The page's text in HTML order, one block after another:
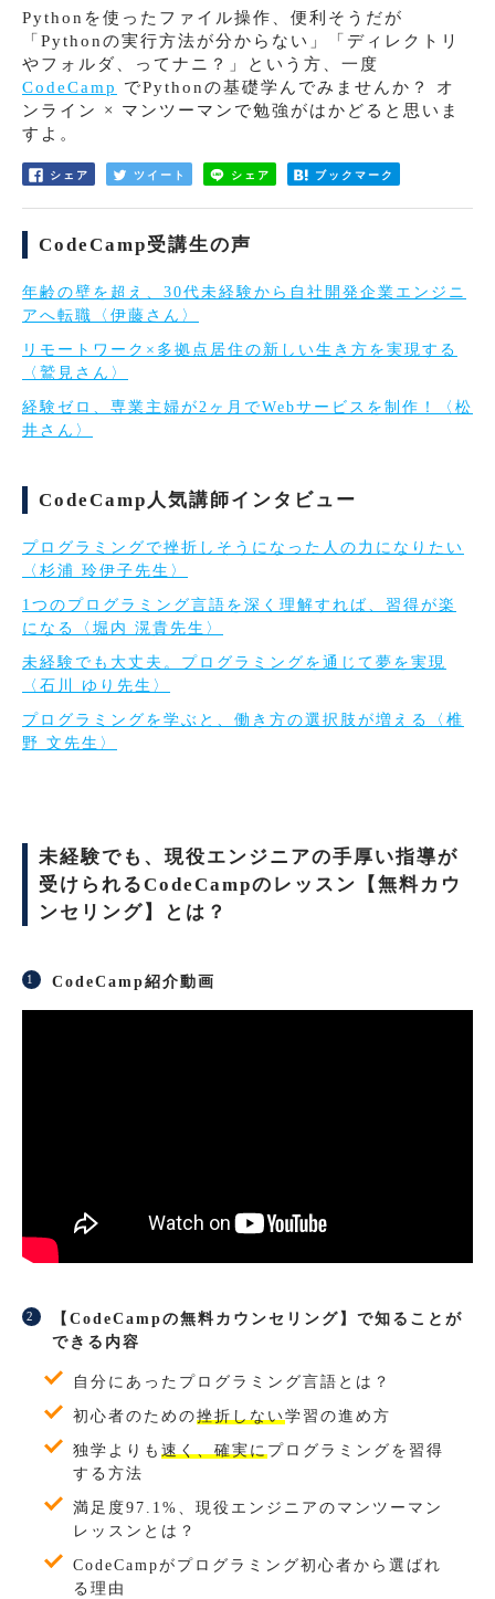
Pythonを使ったファイル操作、便利そうだが
「Pythonの実行方法が分からない」「ディレクトリ
やフォルダ、ってナニ？」という方、一度
CodeCamp
でPythonの基礎学んでみませんか？ オ
ンライン × マンツーマンで勉強がはかどると思いま
すよ。
シェア ツイート シェア ブックマーク
CodeCamp受講生の声
年齢の壁を超え、30代未経験から自社開発企業エンジニ
アへ転職〈伊藤さん〉
リモートワーク×多拠点居住の新しい生き方を実現する
〈鷲見さん〉
経験ゼロ、専業主婦が2ヶ月でWebサービスを制作！〈松
井さん〉
CodeCamp人気講師インタビュー
プログラミングで挫折しそうになった人の力になりたい
〈杉浦 玲伊子先生〉
1つのプログラミング言語を深く理解すれば、習得が楽
になる〈堀内 滉貴先生〉
未経験でも大丈夫。プログラミングを通じて夢を実現
〈石川 ゆり先生〉
プログラミングを学ぶと、働き方の選択肢が増える〈椎
野 文先生〉
未経験でも、現役エンジニアの手厚い指導が
受けられるCodeCampのレッスン【無料カウ
ンセリング】とは？
CodeCamp紹介動画
【CodeCampの無料カウンセリング】で知ることが
できる内容
自分にあったプログラミング言語とは？
初心者のための挫折しない学習の進め方
独学よりも 速く、確実にプログラミングを習得
する方法
満足度97.1%、現役エンジニアのマンツーマン
レッスンとは？
CodeCampがプログラミング初心者から選ばれ
る理由